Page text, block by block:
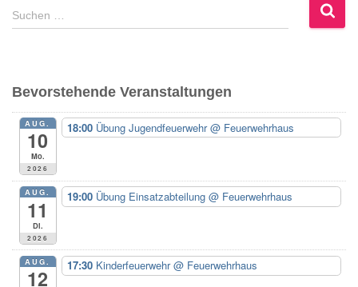
S
u
n
n
:
Suchen …
Bevorstehende Veranstaltungen
AUG.
10
Mo.
2026
18:00 Übung Jugendfeuerwehr@ Feuerwehrhaus
AUG.
11
Di.
2026
19:00 Übung Einsatzabteilung @ Feuerwehrhaus
AUG.
12
17:30 Kinderfeuerwehr@ Feuerwehrhaus